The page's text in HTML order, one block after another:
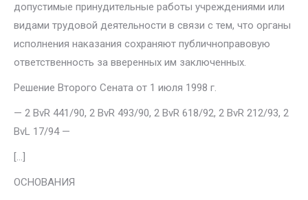
допустимые прину­дительные работы учреждениями или
видами трудовой деятельности в связи с тем, что органы
исполнения наказания сохраняют публично­правовую
ответственность за вверенных им заключенных.
Решение Второго Сената от 1 июля 1998 г.
— 2 BvR 441/90, 2 BvR 493/90, 2 BvR 618/92, 2 BvR 212/93, 2
BvL 17/94 —
[…]
ОСНОВАНИЯ